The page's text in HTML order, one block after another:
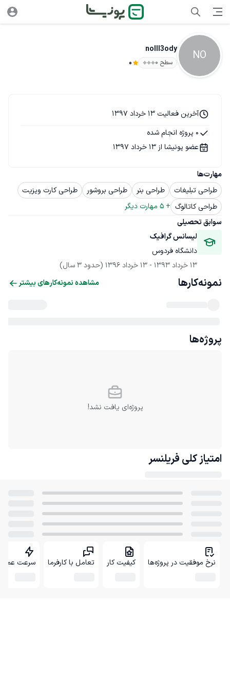
NO
nolll3ody
سطح ۰ 0
مهارت‌ها
طراحی تبلیغات
طراحی بنر طراحی بروشور
طراحی کارت ویزیت
طراحی کاتالوگ +
5 مهارت دیگر
سوابق تحصیلی
لیسانس گرافیک
دانشگاه فردوس
13 خرداد 1393
- 13 خرداد 1396 (حدود 3 سال)
آخرین فعالیت 13 خرداد 1397
0 پروژه انجام شده
عضو پونیشا از 13 خرداد 1397
نمونه‌کارها مشاهده نمونه‌کارهای بیشتر
پروژه‌ها
پروژه‌ای یافت نشد!
امتیاز کلی فریلنسر
نرخ موفقیت در پروژه‌ها کیفیت کار تعامل با کارفرما سرعت عمل